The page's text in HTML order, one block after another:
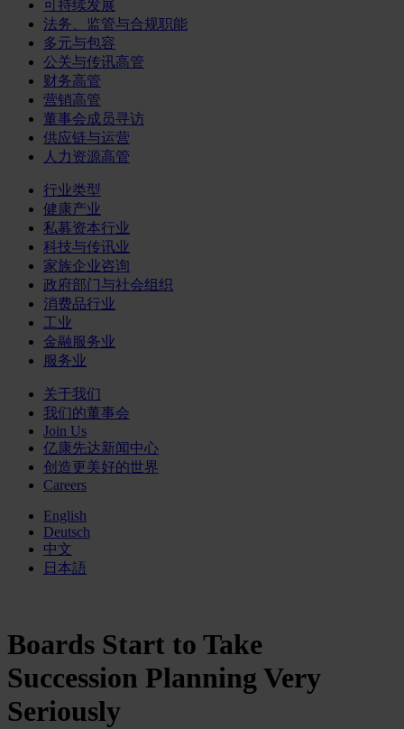
可持续发展
法务、监管与合规职能
多元与包容
公关与传讯高管
财务高管
营销高管
董事会成员寻访
供应链与运营
人力资源高管
行业类型
健康产业
私募资本行业
科技与传讯业
家族企业咨询
政府部门与社会组织
消费品行业
工业
金融服务业
服务业
关于我们
我们的董事会
Join Us
亿康先达新闻中心
创造更美好的世界
Careers
English
Deutsch
中文
日本語
Boards Start to Take
Succession Planning Very
Seriously